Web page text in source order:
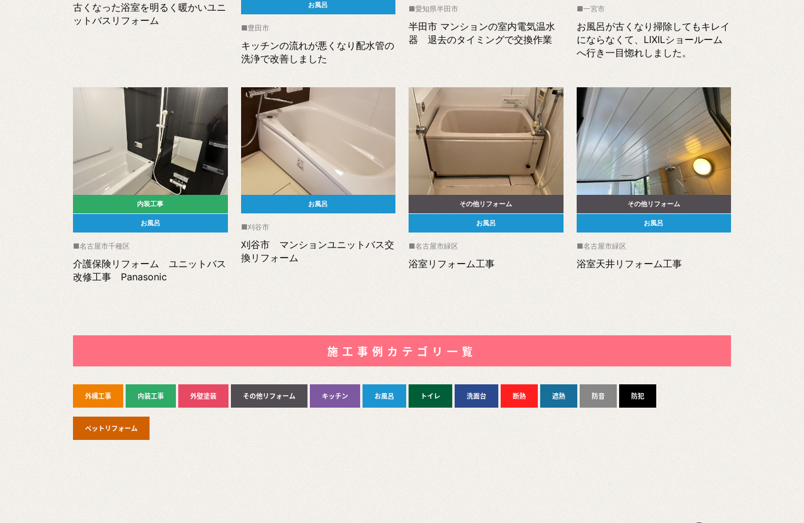
古くなった浴室を明るく暖かいユニ
ットバスリフォーム
お風呂
豊田市
キッチンの流れが悪くなり配水管の
洗浄で改善しました
愛知県半田市
半田市 マンションの室内電気温水
器 退去のタイミングで交換作業
一宮市
お風呂が古くなり掃除してもキレイ
にならなくて、LIXILショールーム
へ行き一目惚れしました。
内装工事
お風呂
名古屋市千種区
介護保険リフォーム ユニットバス
改修工事 Panasonic
お風呂
刈谷市
刈谷市 マンションユニットバス交
換リフォーム
その他リフォーム
お風呂
名古屋市緑区
浴室リフォーム工事
その他リフォーム
お風呂
名古屋市緑区
浴室天井リフォーム工事
施工事例カテゴリ一覧
外構工事 内装工事 外壁塗装 その他リフォーム キッチン お風呂 トイレ 洗面台 断熱 遮熱 防音 防犯
ペットリフォーム